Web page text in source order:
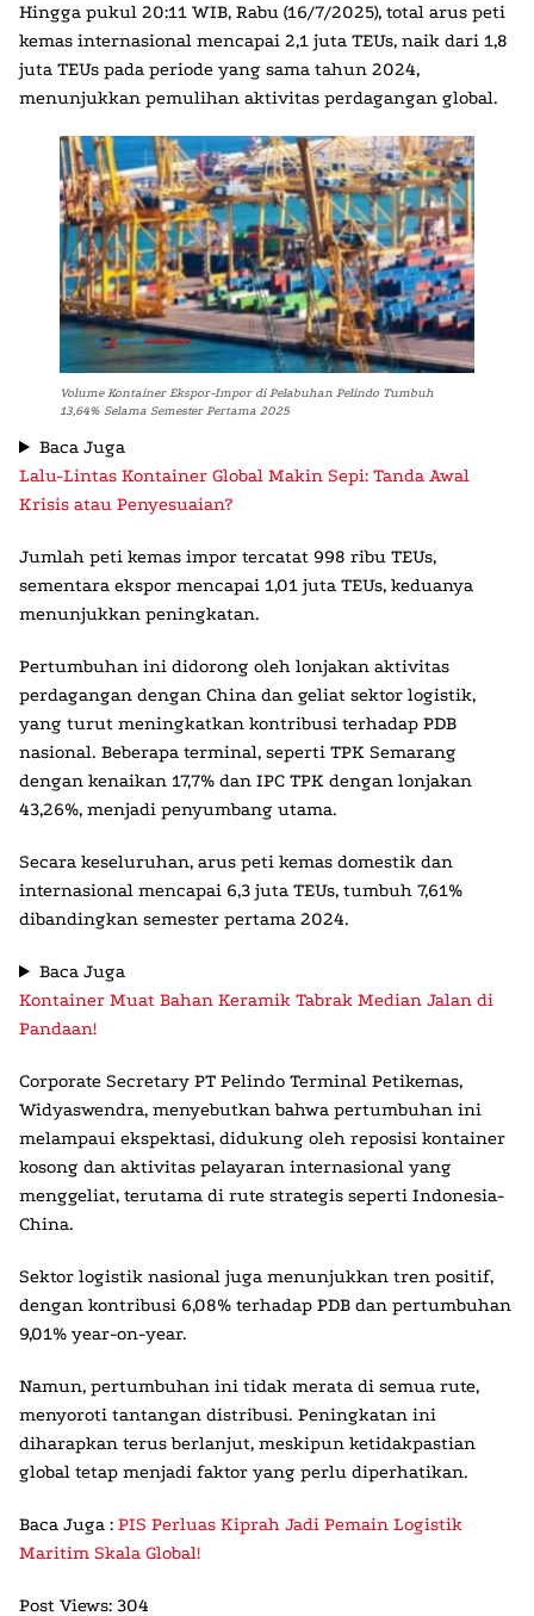
Hingga pukul 20:11 WIB, Rabu (16/7/2025), total arus peti
kemas internasional mencapai 2,1 juta TEUs, naik dari 1,8
juta TEUs pada periode yang sama tahun 2024,
menunjukkan pemulihan aktivitas perdagangan global.
Volume Kontainer Ekspor-Impor di Pelabuhan Pelindo Tumbuh
13,64% Selama Semester Pertama 2025
Baca Juga
Lalu-Lintas Kontainer Global Makin Sepi: Tanda Awal
Krisis atau Penyesuaian?
Jumlah peti kemas impor tercatat 998 ribu TEUs,
sementara ekspor mencapai 1,01 juta TEUs, keduanya
menunjukkan peningkatan.
Pertumbuhan ini didorong oleh lonjakan aktivitas
perdagangan dengan China dan geliat sektor logistik,
yang turut meningkatkan kontribusi terhadap PDB
nasional. Beberapa terminal, seperti TPK Semarang
dengan kenaikan 17,7% dan IPC TPK dengan lonjakan
43,26%, menjadi penyumbang utama.
Secara keseluruhan, arus peti kemas domestik dan
internasional mencapai 6,3 juta TEUs, tumbuh 7,61%
dibandingkan semester pertama 2024.
Baca Juga
Kontainer Muat Bahan Keramik Tabrak Median Jalan di
Pandaan!
Corporate Secretary PT Pelindo Terminal Petikemas,
Widyaswendra, menyebutkan bahwa pertumbuhan ini
melampaui ekspektasi, didukung oleh reposisi kontainer
kosong dan aktivitas pelayaran internasional yang
menggeliat, terutama di rute strategis seperti Indonesia-
China.
Sektor logistik nasional juga menunjukkan tren positif,
dengan kontribusi 6,08% terhadap PDB dan pertumbuhan
9,01% year-on-year.
Namun, pertumbuhan ini tidak merata di semua rute,
menyoroti tantangan distribusi. Peningkatan ini
diharapkan terus berlanjut, meskipun ketidakpastian
global tetap menjadi faktor yang perlu diperhatikan.
Baca Juga : PIS Perluas Kiprah Jadi Pemain Logistik
Maritim Skala Global!
Post Views: 304